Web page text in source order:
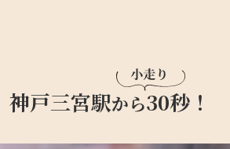
神戸三宮駅から30秒！